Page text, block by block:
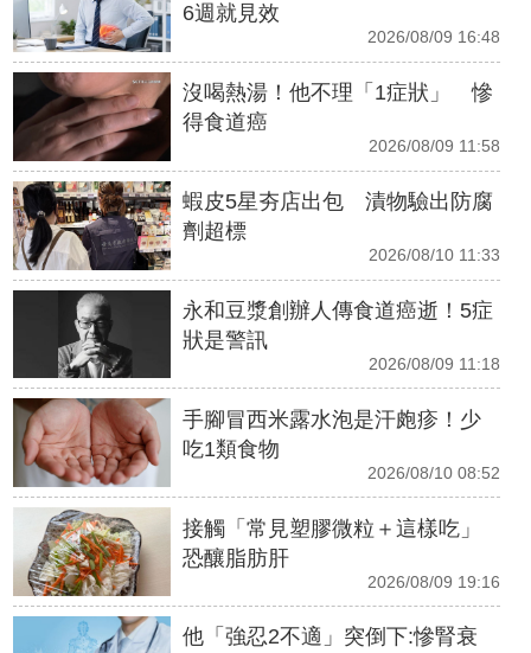
6週就見效
2026/08/09 16:48
沒喝熱湯！他不理「1症狀」 慘
得食道癌
2026/08/09 11:58
蝦皮5星夯店出包 漬物驗出防腐
劑超標
2026/08/10 11:33
永和豆漿創辦人傳食道癌逝！5症
狀是警訊
2026/08/09 11:18
手腳冒西米露水泡是汗皰疹！少
吃1類食物
2026/08/10 08:52
接觸「常見塑膠微粒＋這樣吃」
恐釀脂肪肝
2026/08/09 19:16
他「強忍2不適」突倒下:慘腎衰